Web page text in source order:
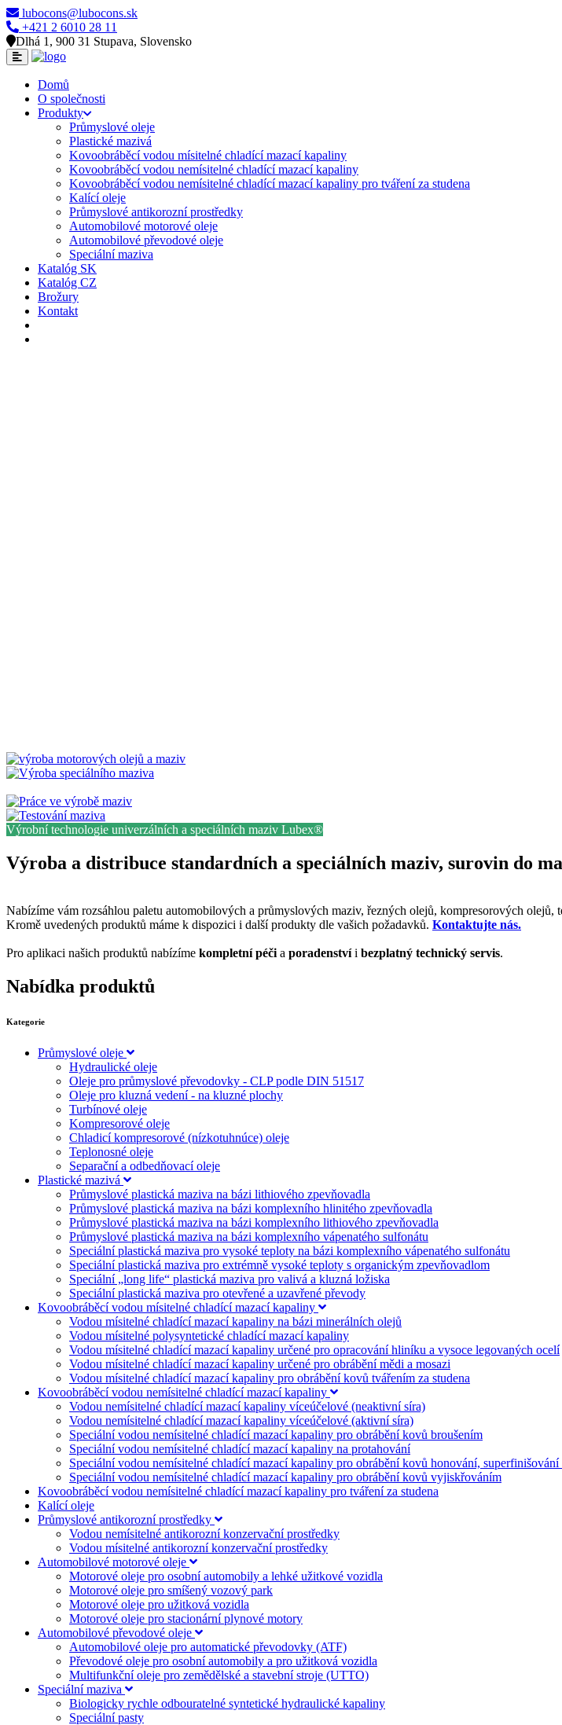
lubocons@lubocons.sk
+421 2 6010 28 11
Dlhá 1, 900 31 Stupava, Slovensko
Domů
O společnosti
Produkty
Průmyslové oleje
Plastické mazivá
Kovoobráběcí vodou mísitelné chladící mazací kapaliny
Kovoobráběcí vodou nemísitelné chladící mazací kapaliny
Kovoobráběcí vodou nemísitelné chladící mazací kapaliny pro tváření za studena
Kalící oleje
Průmyslové antikorozní prostředky
Automobilové motorové oleje
Automobilové převodové oleje
Speciální maziva
Katalóg SK
Katalóg CZ
Brožury
Kontakt
Výrobní technologie univerzálních a speciálních maziv Lubex®
Výroba a distribuce standardních a speciálních maziv, surovin do
Nabízíme vám rozsáhlou paletu automobilových a průmyslových maziv, řezných olejů, kompresorových olejů,
Kromě uvedených produktů máme k dispozici i další produkty dle vašich požadavků. Kontaktujte nás.
Pro aplikaci našich produktů nabízíme kompletní péči a poradenstvíi bezplatný technický servis.
Nabídka produktů
Kategorie
Průmyslové oleje
Hydraulické oleje
Oleje pro průmyslové převodovky - CLP podle DIN 51517
Oleje pro kluzná vedení - na kluzné plochy
Turbínové oleje
Kompresorové oleje
Chladicí kompresorové (nízkotuhnúce) oleje
Teplonosné oleje
Separační a odbedňovací oleje
Plastické mazivá
Průmyslové plastická maziva na bázi lithiového zpevňovadla
Průmyslové plastická maziva na bázi komplexního hlinitého zpevňovadla
Průmyslové plastická maziva na bázi komplexního lithiového zpevňovadla
Průmyslové plastická maziva na bázi komplexního vápenatého sulfonátu
Speciální plastická maziva pro vysoké teploty na bázi komplexního vápenatého sulfonátu
Speciální plastická maziva pro extrémně vysoké teploty s organickým zpevňovadlom
Speciální „long life“ plastická maziva pro valivá a kluzná ložiska
Speciální plastická maziva pro otevřené a uzavřené převody
Kovoobráběcí vodou mísitelné chladící mazací kapaliny
Vodou mísitelné chladící mazací kapaliny na bázi minerálních olejů
Vodou mísitelné polysyntetické chladící mazací kapaliny
Vodou mísitelné chladící mazací kapaliny určené pro opracování hliníku a vysoce legovaných ocelí
Vodou mísitelné chladící mazací kapaliny určené pro obrábění mědi a mosazi
Vodou mísitelné chladící mazací kapaliny pro obrábění kovů tvářením za studena
Kovoobráběcí vodou nemísitelné chladící mazací kapaliny
Vodou nemísitelné chladící mazací kapaliny víceúčelové (neaktivní síra)
Vodou nemísitelné chladící mazací kapaliny víceúčelové (aktivní síra)
Speciální vodou nemísitelné chladící mazací kapaliny pro obrábění kovů broušením
Speciální vodou nemísitelné chladící mazací kapaliny na protahování
Speciální vodou nemísitelné chladící mazací kapaliny pro obrábění kovů honování, superfinišování
Speciální vodou nemísitelné chladící mazací kapaliny pro obrábění kovů vyjiskřováním
Kovoobráběcí vodou nemísitelné chladící mazací kapaliny pro tváření za studena
Kalící oleje
Průmyslové antikorozní prostředky
Vodou nemísitelné antikorozní konzervační prostředky
Vodou mísitelné antikorozní konzervační prostředky
Automobilové motorové oleje
Motorové oleje pro osobní automobily a lehké užitkové vozidla
Motorové oleje pro smíšený vozový park
Motorové oleje pro užitková vozidla
Motorové oleje pro stacionární plynové motory
Automobilové převodové oleje
Automobilové oleje pro automatické převodovky (ATF)
Převodové oleje pro osobní automobily a pro užitková vozidla
Multifunkční oleje pro zemědělské a stavební stroje (UTTO)
Speciální maziva
Biologicky rychle odbouratelné syntetické hydraulické kapaliny
Speciální pasty